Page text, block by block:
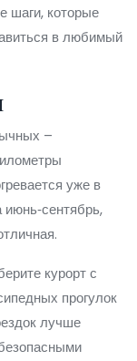
шаги, которые
в любимый
–
уже в
курорт с
прогулок
лучше